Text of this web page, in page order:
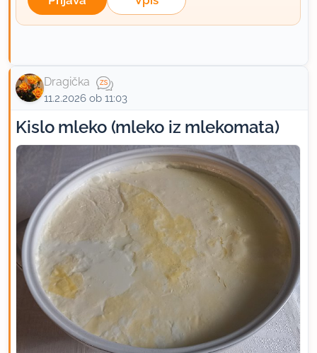
Dragička
11.2.2026 ob 11:03
Kislo mleko (mleko iz mlekomata)